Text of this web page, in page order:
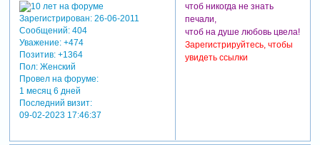
Зарегистрирован: 26-06-2011
Сообщений:404
Уважение: +474
Позитив: +1364
Пол:Женский
Провел на форуме:
1 месяц 6 дней
Последний визит:
09-02-2023 17:46:37
чтоб никогда не знать
печали,
чтоб на душе любовь цвела!
Зарегистрируйтесь, чтобы
увидеть ссылки